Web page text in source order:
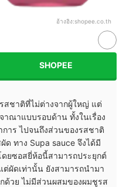
อ้างอิง:shopee.co.th
SHOPEE
สชาติที่ไม่ต่างจากผู้ใหญ่ แต่
าณาแบบรอบด้าน ทั้งในเรื่อง
าร ไปจนถึงส่วนของรสชาติ
ด ทาง Supa sauce จึงได้มี
ยซอสยี่ห้อนี้สามารถประยุกต์
ต่ผัดเท่านั้น ยังสามารถนำมา
ด้วย ไม่มีส่วนผสมของผมชูรส